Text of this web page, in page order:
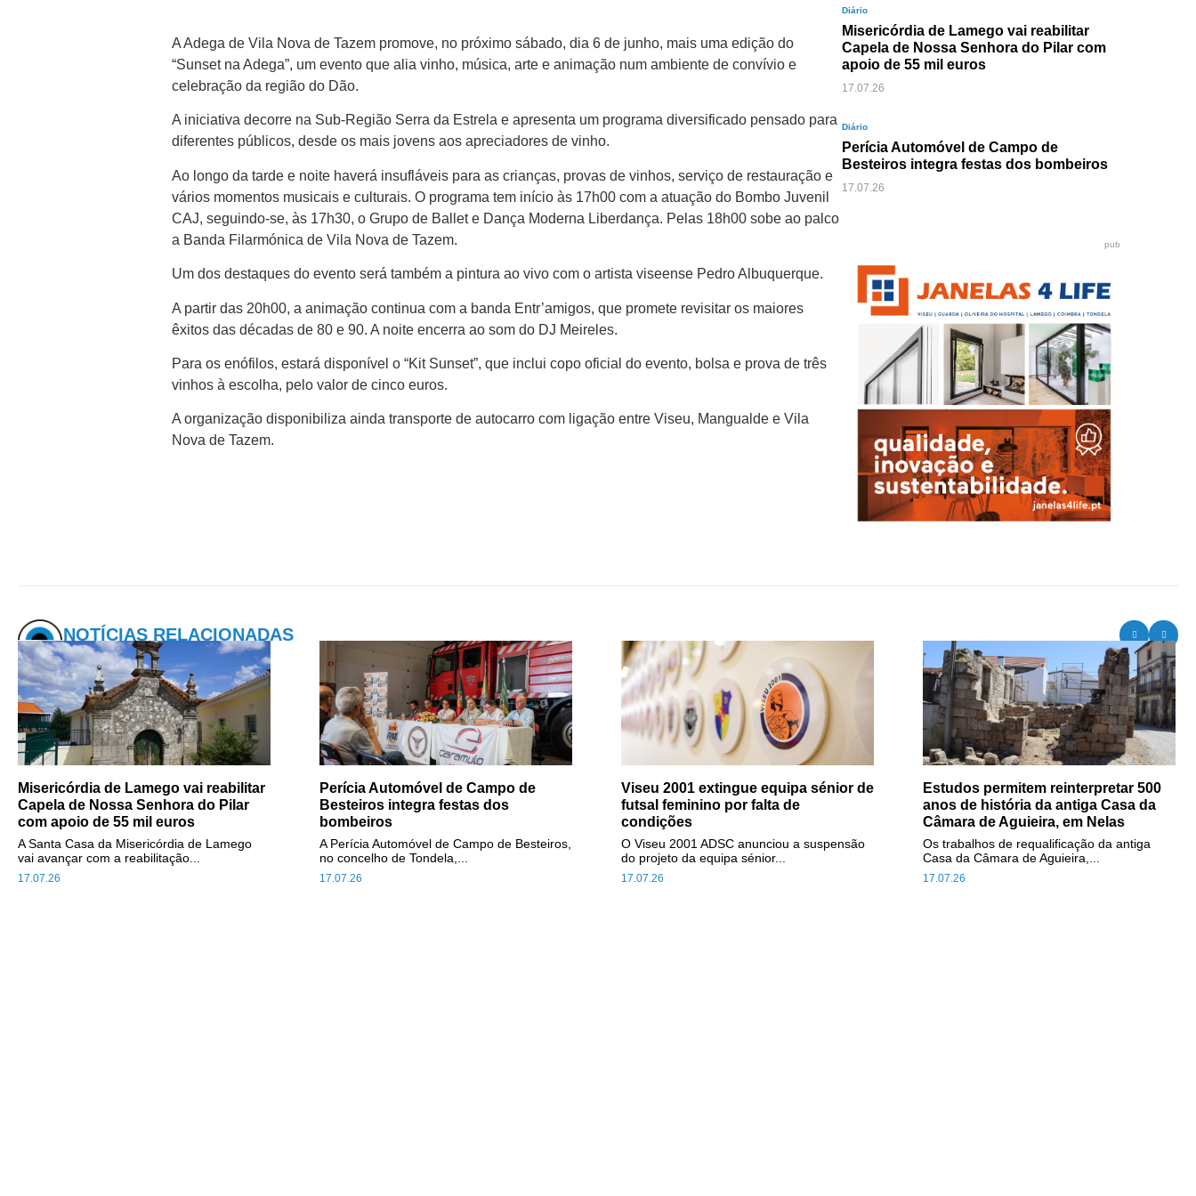
A Adega de Vila Nova de Tazem promove, no próximo sábado, dia 6 de junho, mais uma edição do
“Sunset na Adega”, um evento que alia vinho, música, arte e animação num ambiente de convívio e
celebração da região do Dão.
A iniciativa decorre na Sub-Região Serra da Estrela e apresenta um programa diversificado pensado para
diferentes públicos, desde os mais jovens aos apreciadores de vinho.
Ao longo da tarde e noite haverá insufláveis para as crianças, provas de vinhos, serviço de restauração e
vários momentos musicais e culturais. O programa tem início às 17h00 com a atuação do Bombo Juvenil
CAJ, seguindo-se, às 17h30, o Grupo de Ballet e Dança Moderna Liberdança. Pelas 18h00 sobe ao palco
a Banda Filarmónica de Vila Nova de Tazem.
Um dos destaques do evento será também a pintura ao vivo com o artista viseense Pedro Albuquerque.
A partir das 20h00, a animação continua com a banda Entr’amigos, que promete revisitar os maiores
êxitos das décadas de 80 e 90. A noite encerra ao som do DJ Meireles.
Para os enófilos, estará disponível o “Kit Sunset”, que inclui copo oficial do evento, bolsa e prova de três
vinhos à escolha, pelo valor de cinco euros.
A organização disponibiliza ainda transporte de autocarro com ligação entre Viseu, Mangualde e Vila
Nova de Tazem.
Diário
Misericórdia de Lamego vai reabilitar
Capela de Nossa Senhora do Pilar com
apoio de 55 mil euros
17.07.26
Diário
Perícia Automóvel de Campo de
Besteiros integra festas dos bombeiros
17.07.26
pub
NOTÍCIAS RELACIONADAS
Misericórdia de Lamego vai reabilitar
Capela de Nossa Senhora do Pilar
com apoio de 55 mil euros
17.07.26
A Santa Casa da Misericórdia de Lamego
vai avançar com a reabilitação...
Perícia Automóvel de Campo de
Besteiros integra festas dos
bombeiros
17.07.26
A Perícia Automóvel de Campo de Besteiros,
no concelho de Tondela,...
Viseu 2001 extingue equipa sénior de
futsal feminino por falta de
condições
17.07.26
O Viseu 2001 ADSC anunciou a suspensão
do projeto da equipa sénior...
Estudos permitem reinterpretar 500
anos de história da antiga Casa da
Câmara de Aguieira, em Nelas
17.07.26
Os trabalhos de requalificação da antiga
Casa da Câmara de Aguieira,...